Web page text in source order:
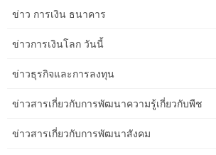
Adelaide Kia ora from the rugged coastline of
heart belongs to the Great Southern, I’ve
exploring and working with businesses across
burgeoning health sector and discerning […]
Creatives in Perth
ข่าว การเงิน ธนาคาร
ข่าวการเงินโลก วันนี้
ข่าวธุรกิจและการลงทุน
ข่าวสารเกี่ยวกับการพัฒนาความรู้เกี่ยวกับพืช
ข่าวสารเกี่ยวกับการพัฒนาสังคม